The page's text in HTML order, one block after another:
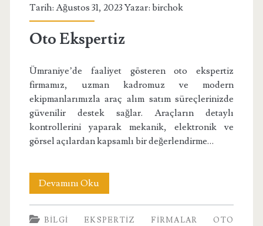
Tarih: Ağustos 31, 2023 Yazar: birchok
Oto Ekspertiz
Ümraniye’de faaliyet gösteren oto ekspertiz
firmamız, uzman kadromuz ve modern
ekipmanlarımızla araç alım satım süreçlerinizde
güvenilir destek sağlar. Araçların detaylı
kontrollerini yaparak mekanik, elektronik ve
görsel açılardan kapsamlı bir değerlendirme…
Devamını OkuOto
Ekspertiz
BILGI EKSPERTIZ FIRMALAR
OTO